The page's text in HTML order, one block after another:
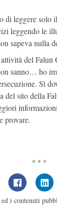
di leggere solo
leggendo le
sapeva nulla
del Falun
sanno… ho
Sì
del sito della
provare.
* * *
i contenuti